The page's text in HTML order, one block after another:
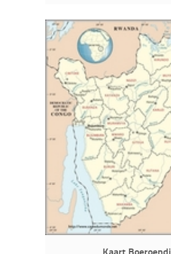
Kaart Boeroendi